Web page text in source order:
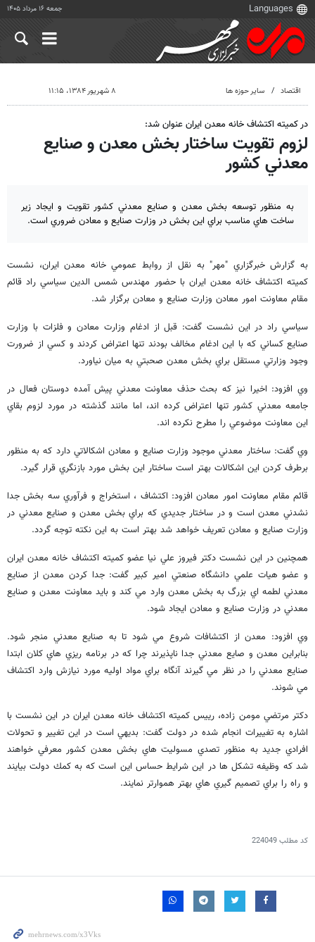
جمعه ۱۶ مرداد ۱۴۰۵
اقتصاد سایر حوزه ها ۸ شهریور ۱۳۸۴، ۱۱:۱۵
در كميته اكتشاف خانه معدن ايران عنوان شد:
لزوم تقويت ساختار بخش معدن و صنايع
معدني كشور
به منظور توسعه بخش معدن و صنايع معدني كشور تقويت و ايجاد زير
ساخت هاي مناسب براي اين بخش در وزارت صنايع و معادن ضروري است.
به گزارش خبرگزاري "مهر" به نقل از روابط عمومي خانه معدن ايران، نشست
كميته اكتشاف خانه معدن ايران با حضور مهندس شمس الدين سياسي راد قائم
مقام معاونت امور معادن وزارت صنايع و معادن برگزار شد.
سياسي راد در اين نشست گفت: قبل از ادغام وزارت معادن و فلزات با وزارت
صنايع كساني كه با اين ادغام مخالف بودند تنها اعتراض كردند و كسي از ضرورت
وجود وزارتي مستقل براي بخش معدن صحبتي به ميان نياورد.
وي افزود: اخيرا نيز كه بحث حذف معاونت معدني پيش آمده دوستان فعال در
جامعه معدني كشور تنها اعتراض كرده اند، اما مانند گذشته در مورد لزوم بقاي
اين معاونت موضوعي را مطرح نكرده اند.
وي گفت: ساختار معدني موجود وزارت صنايع و معادن اشكالاتي دارد كه به منظور
برطرف كردن اين اشكالات بهتر است ساختار اين بخش مورد بازنگري قرار گيرد.
قائم مقام معاونت امور معادن افزود: اكتشاف ، استخراج و فرآوري سه بخش جدا
نشدني معدن است و در ساختار جديدي كه براي بخش معدن و صنايع معدني در
وزارت صنايع و معادن تعريف خواهد شد بهتر است به اين نكته توجه گردد.
همچنين در اين نشست دكتر فيروز علي نيا عضو كميته اكتشاف خانه معدن ايران
و عضو هيات علمي دانشگاه صنعتي امير كبير گفت: جدا كردن معدن از صنايع
معدني لطمه اي بزرگ به بخش معدن وارد مي كند و بايد معاونت معدن و صنايع
معدني در وزارت صنايع و معادن ايجاد شود.
وي افزود: معدن از اكتشافات شروع مي شود تا به صنايع معدني منجر شود.
بنابراين معدن و صايع معدني جدا ناپذيرند چرا كه در برنامه ريزي هاي كلان ابتدا
صنايع معدني را در نظر مي گيرند آنگاه براي مواد اوليه مورد نيازش وارد اكتشاف
مي شوند.
دكتر مرتضي مومن زاده، رييس كميته اكتشاف خانه معدن ايران در اين نشست با
اشاره به تغييرات انجام شده در دولت گفت: بديهي است در اين تغيير و تحولات
افرادي جديد به منظور تصدي مسوليت هاي بخش معدن كشور معرفي خواهند
شد كه وظيفه تشكل ها در اين شرايط حساس اين است كه به كمك دولت بيايند
و راه را براي تصميم گيري هاي بهتر هموارتر نمايند.
کد مطلب224049